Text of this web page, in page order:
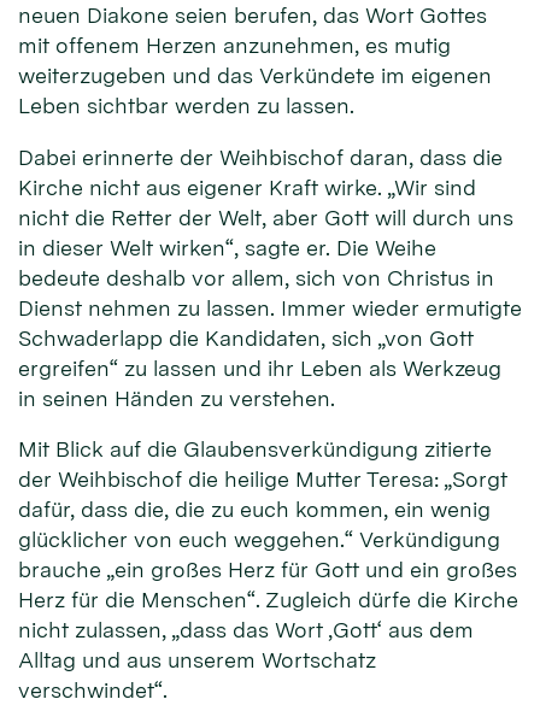
neuen Diakone seien berufen, das Wort Gottes
mit offenem Herzen anzunehmen, es mutig
weiterzugeben und das Verkündete im eigenen
Leben sichtbar werden zu lassen.
Dabei erinnerte der Weihbischof daran, dass die
Kirche nicht aus eigener Kraft wirke. „Wir sind
nicht die Retter der Welt, aber Gott will durch uns
in dieser Welt wirken“, sagte er. Die Weihe
bedeute deshalb vor allem, sich von Christus in
Dienst nehmen zu lassen. Immer wieder ermutigte
Schwaderlapp die Kandidaten, sich „von Gott
ergreifen“ zu lassen und ihr Leben als Werkzeug
in seinen Händen zu verstehen.
Mit Blick auf die Glaubensverkündigung zitierte
der Weihbischof die heilige Mutter Teresa: „Sorgt
dafür, dass die, die zu euch kommen, ein wenig
glücklicher von euch weggehen.“ Verkündigung
brauche „ein großes Herz für Gott und ein großes
Herz für die Menschen“. Zugleich dürfe die Kirche
nicht zulassen, „dass das Wort ‚Gott‘ aus dem
Alltag und aus unserem Wortschatz
verschwindet“.